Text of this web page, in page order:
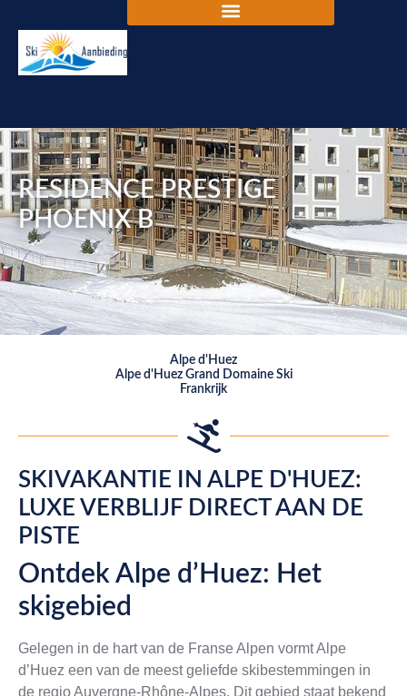
RESIDENCE PRESTIGE
PHOENIX B
Alpe d'Huez
Alpe d'Huez Grand Domaine Ski
Frankrijk
SKIVAKANTIE IN ALPE D'HUEZ:
LUXE VERBLIJF DIRECT AAN DE
PISTE
Ontdek Alpe d’Huez: Het
skigebied
Gelegen in de hart van de Franse Alpen vormt Alpe
d’Huez een van de meest geliefde skibestemmingen in
de regio Auvergne-Rhône-Alpes. Dit gebied staat bekend